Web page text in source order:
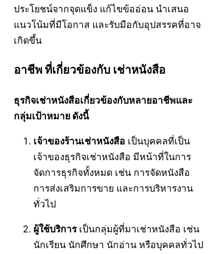
ประโยชน์จากจุดแข็ง แก้ไขข้ออ่อน นำเสนอ
แนวโน้มที่มีโอกาส และรับมือกับอุปสรรคที่อาจ
เกิดขึ้น
อาชีพ ที่เกี่ยวข้องกับ เช่าหนังสือ
ธุรกิจเช่าหนังสือเกี่ยวข้องกับหลายอาชีพและ
กลุ่มเป้าหมาย ดังนี้
เจ้าของร้านเช่าหนังสือ เป็นบุคคลที่เป็น
เจ้าของธุรกิจเช่าหนังสือ มีหน้าที่ในการ
จัดการธุรกิจทั้งหมด เช่น การจัดหนังสือ
การส่งเสริมการขาย และการบริหารงาน
ทั่วไป
ผู้ใช้บริการเป็นกลุ่มผู้ที่มาเช่าหนังสือ เช่น
นักเรียน นักศึกษา นักอ่าน หรือบุคคลทั่วไป